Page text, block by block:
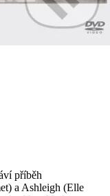
příběh
a Ashleigh (Elle